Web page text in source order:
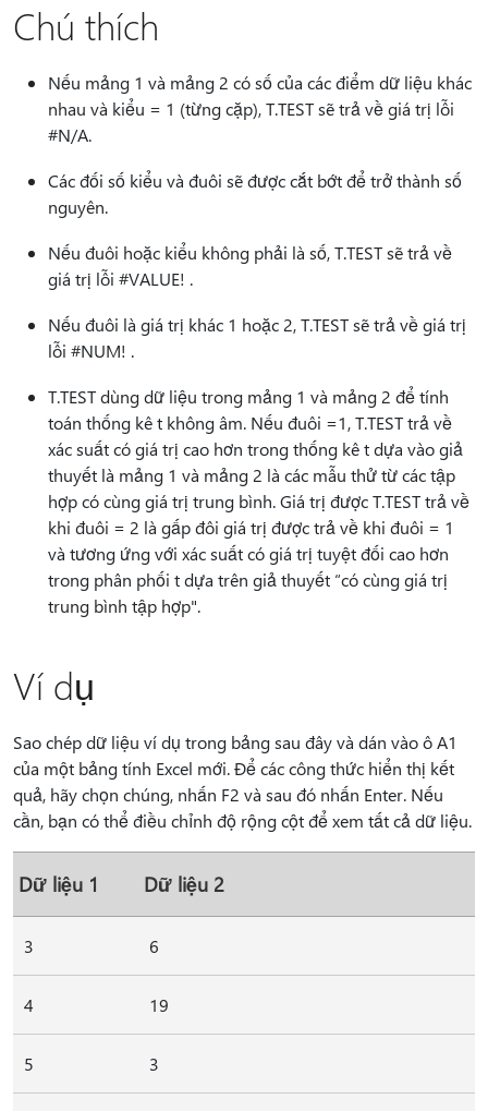
Chú thích
Nếu mảng 1 và mảng 2 có số của các điểm dữ liệu khác
nhau và kiểu = 1 (từng cặp), T.TEST sẽ trả về giá trị lỗi
#N/A.
Các đối số kiểu và đuôi sẽ được cắt bớt để trở thành số
nguyên.
Nếu đuôi hoặc kiểu không phải là số, T.TEST sẽ trả về
giá trị lỗi #VALUE! .
Nếu đuôi là giá trị khác 1 hoặc 2, T.TEST sẽ trả về giá trị
lỗi #NUM! .
T.TEST dùng dữ liệu trong mảng 1 và mảng 2 để tính
toán thống kê t không âm. Nếu đuôi =1, T.TEST trả về
xác suất có giá trị cao hơn trong thống kê t dựa vào giả
thuyết là mảng 1 và mảng 2 là các mẫu thử từ các tập
hợp có cùng giá trị trung bình. Giá trị được T.TEST trả về
khi đuôi = 2 là gấp đôi giá trị được trả về khi đuôi = 1
và tương ứng với xác suất có giá trị tuyệt đối cao hơn
trong phân phối t dựa trên giả thuyết “có cùng giá trị
trung bình tập hợp".
Ví dụ
Sao chép dữ liệu ví dụ trong bảng sau đây và dán vào ô A1
của một bảng tính Excel mới. Để các công thức hiển thị kết
quả, hãy chọn chúng, nhấn F2 và sau đó nhấn Enter. Nếu
cần, bạn có thể điều chỉnh độ rộng cột để xem tất cả dữ liệu.
Dữ liệu 1 Dữ liệu 2
3 6
4 19
5 3